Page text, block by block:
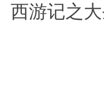
西游记之